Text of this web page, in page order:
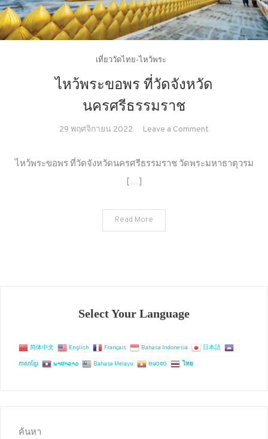
เที่ยววัดไทย-ไหว้พระ
ไหว้พระขอพร ที่วัดจังหวัด
นครศรีธรรมราช
29 พฤศจิกายน 2022 Leave a Comment
ไหว้พระขอพร ที่วัดจังหวัดนครศรีธรรมราช วัดพระมหาธาตุวรม
[…]
Read More
Select Your Language
简体中文 English Français Bahasa Indonesia 日本語
ភាសាខ្មែរ ພາສາລາວ Bahasa Melayu ဗမာစာ ไทย
ค้นหา